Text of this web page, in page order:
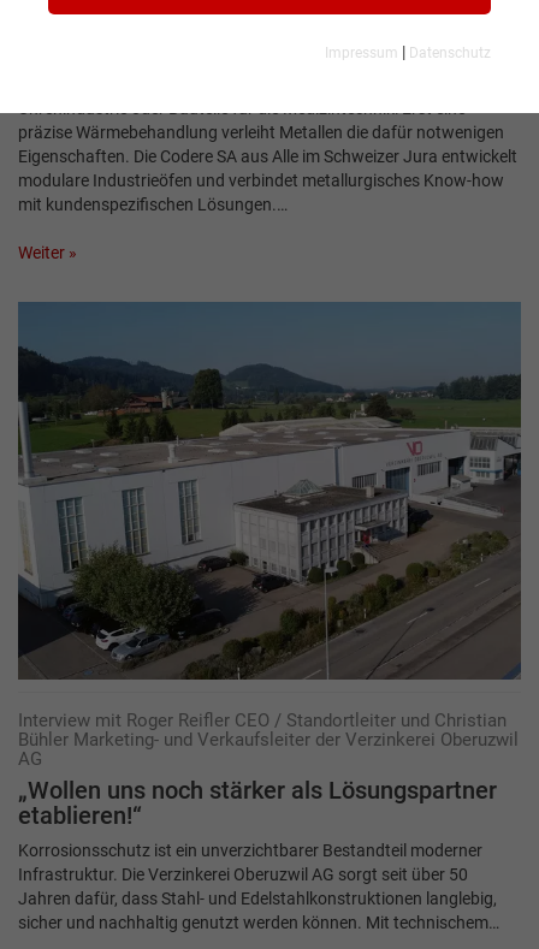
Interview mit Vlassis Karouzos, CEO der Codere SA
Präzision, die Sicherheit schafft
präzise Wärmebehandlung verleiht Metallen die dafür notwenigen
Eigenschaften. Die Codere SA aus Alle im Schweizer Jura entwickelt
modulare Industrieöfen und verbindet metallurgisches Know-how
mit kundenspezifischen Lösungen.…
Weiter »
Interview mit Roger Reifler CEO / Standortleiter und Christian
Bühler Marketing- und Verkaufsleiter der Verzinkerei Oberuzwil
AG
„Wollen uns noch stärker als Lösungspartner
etablieren!“
Korrosionsschutz ist ein unverzichtbarer Bestandteil moderner
Infrastruktur. Die Verzinkerei Oberuzwil AG sorgt seit über 50
Jahren dafür, dass Stahl- und Edelstahlkonstruktionen langlebig,
sicher und nachhaltig genutzt werden können. Mit technischem…
Impressum | Datenschutz